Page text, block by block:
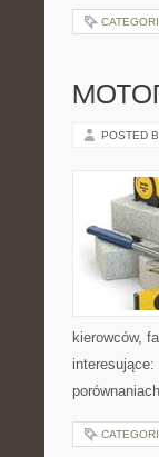
POSTED
kierowców,